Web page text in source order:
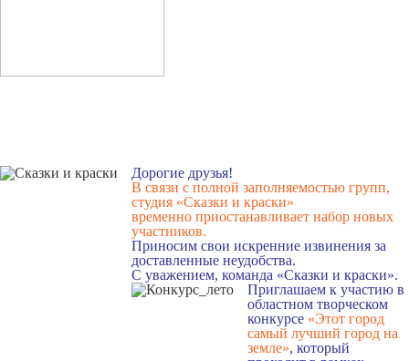
Дорогие друзья!
В связи с полной заполняемостью групп,
студия «Сказки и краски»
временно приостанавливает набор новых
участников.
Приносим свои искренние извинения за
доставленные неудобства.
С уважением, команда «Сказки и краски».
Приглашаем к участию в
областном творческом
конкурсе «Этот город
самый лучший город на
земле», который